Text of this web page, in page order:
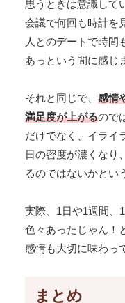
思うときは意識して
会議で何回も時計を
人とのデートで時間
あっという間に感じ
それと同じで、 感情
満足度が上がるので
だけでなく、イライ
日の密度が濃くなり
るのではないかとい
実際、1日や1週間、
色々あったじゃん！
感情も大切に味わっ
まとめ